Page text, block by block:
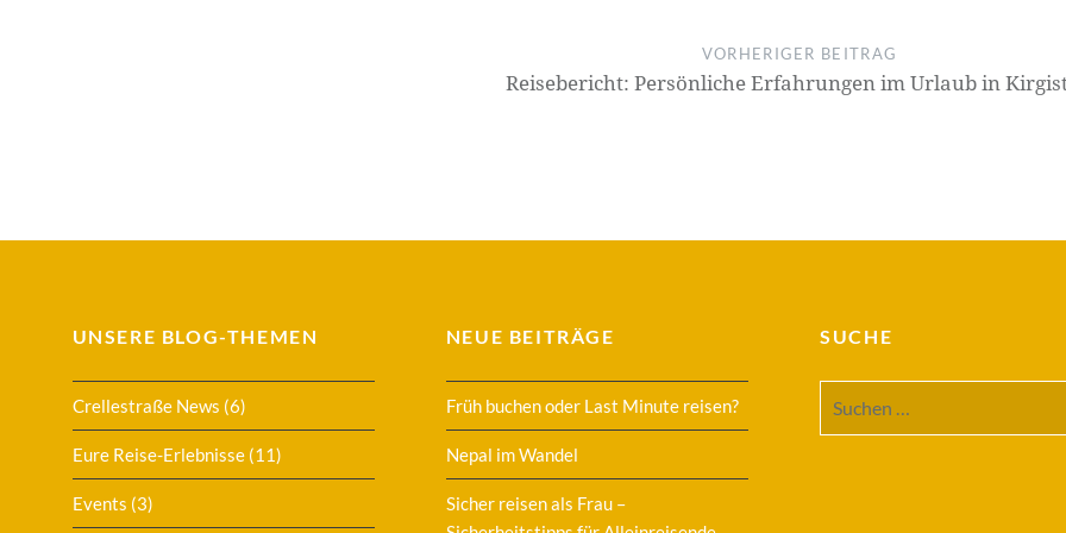
VORHERIGER BEITRAG
Reisebericht: Persönliche Erfahrungen im Urlaub in
UNSERE BLOG-THEMEN
Crellestraße News (6)
Eure Reise-Erlebnisse(11)
Events (3)
NEUE BEITRÄGE
Früh buchen oder Last Minute reisen?
Nepal im Wandel
Sicher reisen als Frau –
SUCHE
nach: